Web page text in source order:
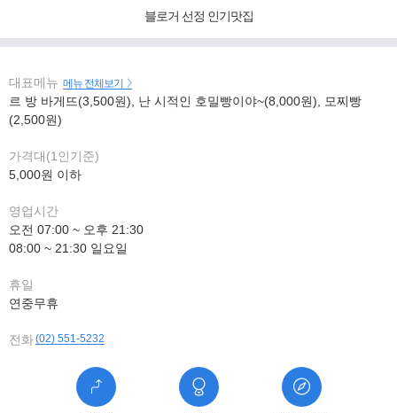
블로거 선정 인기맛집
대표메뉴 메뉴 전체보기
르 방 바게뜨(3,500원), 난 시적인 호밀빵이야~(8,000원), 모찌빵
(2,500원)
가격대(1인기준)
5,000원 이하
영업시간
오전 07:00 ~ 오후 21:30
08:00 ~ 21:30 일요일
휴일
연중무휴
전화(02) 551-5232